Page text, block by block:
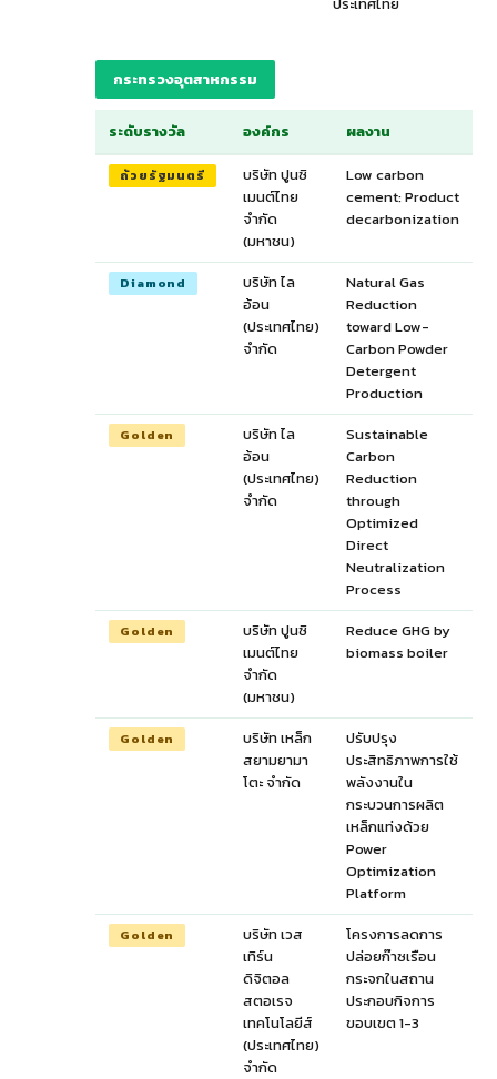
กระทรวงอุตสาหกรรม
ระดับรางวัล องค์กร ผลงาน
ถ้วยรัฐมนตรี
บริษัท ปูนซิ
เมนต์ไทย
จำกัด
(มหาชน)
Low carbon
cement: Product
decarbonization
Diamond
บริษัท ไล
อ้อน
(ประเทศไทย)
จำกัด
Natural Gas
Reduction
toward Low-
Carbon Powder
Detergent
Production
Golden
บริษัท ไล
อ้อน
(ประเทศไทย)
จำกัด
Sustainable
Carbon
Reduction
through
Optimized
Direct
Neutralization
Process
Golden
บริษัท ปูนซิ
เมนต์ไทย
จำกัด
(มหาชน)
Reduce GHG by
biomass boiler
Golden
บริษัท เหล็ก
สยามยามา
โตะ จำกัด
ปรับปรุง
ประสิทธิภาพการใช้
พลังงานใน
กระบวนการผลิต
เหล็กแท่งด้วย
Power
Optimization
Platform
Golden
บริษัท เวส
เทิร์น
ดิจิตอล
สตอเรจ
เทคโนโลยีส์
(ประเทศไทย)
จำกัด
โครงการลดการ
ปล่อยก๊าซเรือน
กระจกในสถาน
ประกอบกิจการ
ขอบเขต 1-3